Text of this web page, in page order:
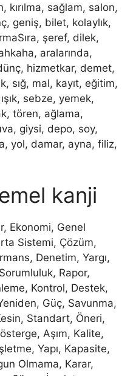
sağlam, salon,
geniş, bilet, kolaylık,
şeref, dilek,
aralarında,
hizmetkar, demet,
sığ, mal, kayıt, eğitim,
sebze, yemek,
tören, ağlama,
giysi, depo, soy,
yol, damar, ayna, filiz,
kanji
Ekonomi, Genel
Sistemi, Çözüm,
Denetim, Yargı,
Rapor,
Kontrol, Destek,
Güç, Savunma,
Standart, Öneri,
Aşım, Kalite,
Yapı, Kapasite,
Olmama, Karar,